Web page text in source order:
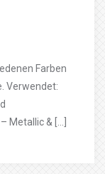
Farben
Verwendet:
Metallic & […]